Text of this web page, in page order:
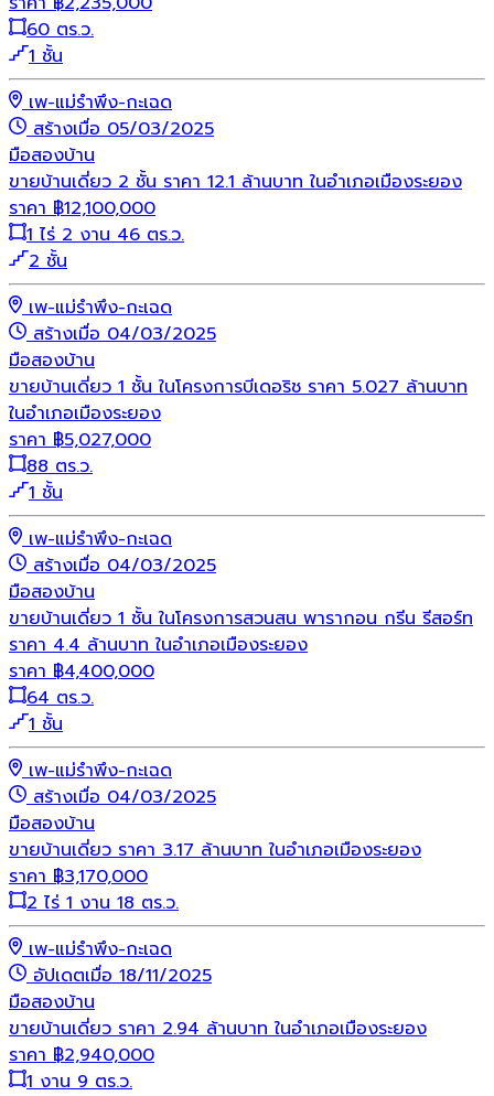
60 ตร.ว.
1 ชั้น
เพ-แม่รำพึง-กะเฉด
สร้างเมื่อ 05/03/2025
มือสองบ้าน
ขายบ้านเดี่ยว 2 ชั้น ราคา 12.1 ล้านบาท ในอำเภอเมืองระยอง
ราคา ฿12,100,000
1 ไร่ 2 งาน 46 ตร.ว.
2 ชั้น
เพ-แม่รำพึง-กะเฉด
สร้างเมื่อ 04/03/2025
มือสองบ้าน
ขายบ้านเดี่ยว 1 ชั้น ในโครงการบีเดอริช ราคา 5.027 ล้านบาท
ในอำเภอเมืองระยอง
ราคา ฿5,027,000
88 ตร.ว.
1 ชั้น
เพ-แม่รำพึง-กะเฉด
สร้างเมื่อ 04/03/2025
มือสองบ้าน
ขายบ้านเดี่ยว 1 ชั้น ในโครงการสวนสน พารากอน กรีน รีสอร์ท
ราคา 4.4 ล้านบาท ในอำเภอเมืองระยอง
ราคา ฿4,400,000
64 ตร.ว.
1 ชั้น
เพ-แม่รำพึง-กะเฉด
สร้างเมื่อ 04/03/2025
มือสองบ้าน
ขายบ้านเดี่ยว ราคา 3.17 ล้านบาท ในอำเภอเมืองระยอง
ราคา ฿3,170,000
2 ไร่ 1 งาน 18 ตร.ว.
เพ-แม่รำพึง-กะเฉด
อัปเดตเมื่อ 18/11/2025
มือสองบ้าน
ขายบ้านเดี่ยว ราคา 2.94 ล้านบาท ในอำเภอเมืองระยอง
ราคา ฿2,940,000
1 งาน 9 ตร.ว.